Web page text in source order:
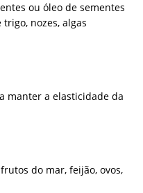
ou óleo de sementes
nozes, algas
manter a elasticidade da
do mar, feijão, ovos,